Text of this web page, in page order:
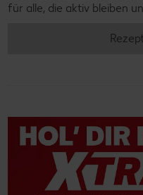
für alle, die aktiv bleiben